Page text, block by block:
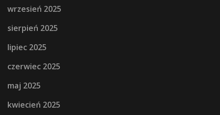
wrzesień 2025
sierpień 2025
lipiec 2025
czerwiec 2025
maj 2025
kwiecień 2025